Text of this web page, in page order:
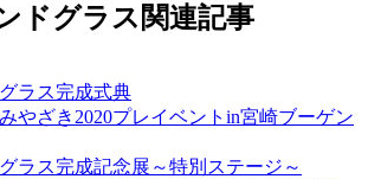
ドグラス関連記事
ラス完成式典
やざき2020プレイベントin宮崎ブーゲン
ラス完成記念展～特別ステージ～